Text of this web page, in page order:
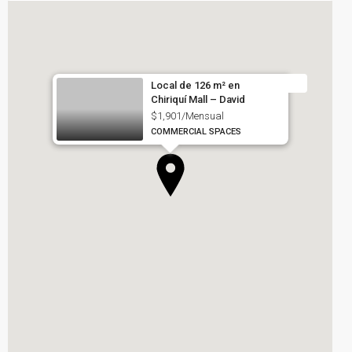
Local de 126 m² en
Chiriquí Mall – David
$1,901/Mensual
COMMERCIAL SPACES